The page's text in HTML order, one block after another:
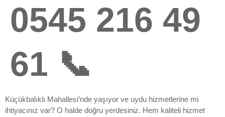
0545 216 49
61 📞
Küçükbalıklı Mahallesi’nde yaşıyor ve uydu hizmetlerine mi
ihtiyacınız var? O halde doğru yerdesiniz. Hem kaliteli hizmet